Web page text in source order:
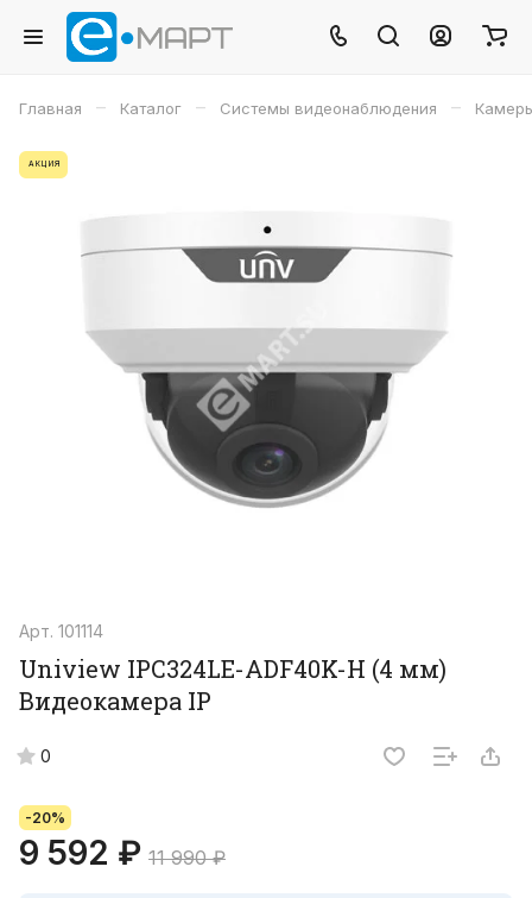
Главная – Каталог – Системы видеонаблюдения –
АКЦИЯ
Арт. 101114
Uniview IPC324LE-ADF40K-H (4 мм)
Видеокамера IP
0
-20%
9 592 ₽ 11 990 ₽